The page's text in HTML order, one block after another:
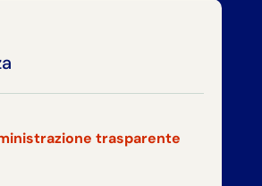
trasparente